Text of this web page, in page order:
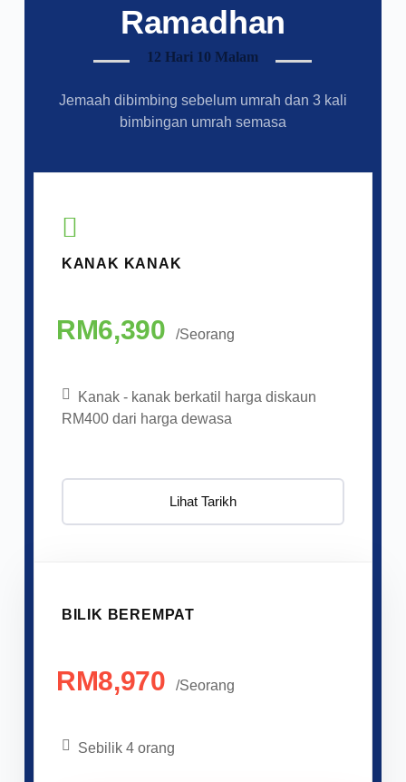
Ramadhan
12 Hari 10 Malam
Jemaah dibimbing sebelum umrah dan 3 kali
bimbingan umrah semasa
KANAK KANAK
RM6,390 /Seorang
Kanak - kanak berkatil harga diskaun
RM400 dari harga dewasa
Lihat Tarikh
BILIK BEREMPAT
RM8,970 /Seorang
Sebilik 4 orang